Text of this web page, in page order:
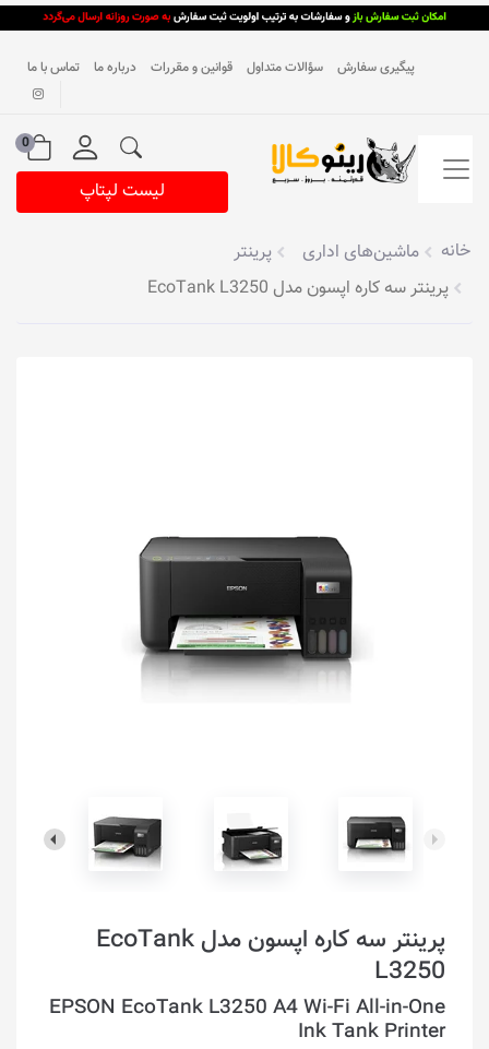
پیگیری سفارش سؤالات متداول قوانین و مقررات درباره ما تماس با ما
0
لیست لپتاپ
خانه ماشین‌های اداری
پرینتر
پرینتر سه کاره اپسون مدل EcoTank L3250
پرینتر سه کاره اپسون مدل EcoTank
L3250
EPSON EcoTank L3250 A4 Wi-Fi All-in-One
Ink Tank Printer